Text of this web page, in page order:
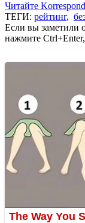
Читайте
ТЕГИ: рейтинг,
Если вы заметили
нажмите